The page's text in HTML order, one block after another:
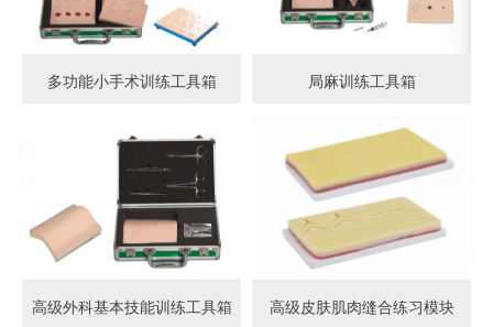
多功能小手术训练工具箱 局麻训练工具箱
高级外科基本技能训练工具箱 高级皮肤肌肉缝合练习模块